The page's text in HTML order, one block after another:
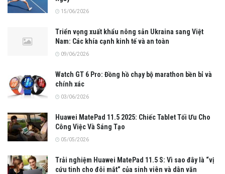
15/06/2026
Triển vọng xuất khẩu nông sản Ukraina sang Việt
Nam: Các khía cạnh kinh tế và an toàn
09/06/2026
Watch GT 6 Pro: Đồng hồ chạy bộ marathon bền bỉ và
chính xác
03/06/2026
Huawei MatePad 11.5 2025: Chiếc Tablet Tối Ưu Cho
Công Việc Và Sáng Tạo
05/05/2026
Trải nghiệm Huawei MatePad 11.5 S: Vì sao đây là “vị
cứu tinh cho đôi mắt” của sinh viên và dân văn